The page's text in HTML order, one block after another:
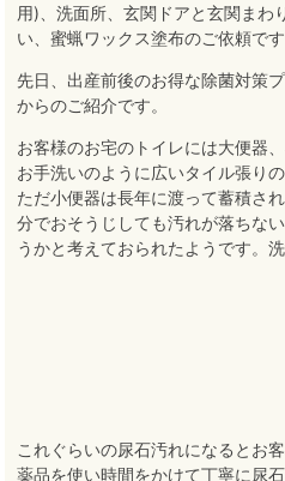
用)、洗面所、玄関ドアと玄関まわ
い、蜜蝋ワックス塗布のご依頼です
先日、出産前後のお得な除菌対策
からのご紹介です。
お客様のお宅のトイレには大便器
お手洗いのように広いタイル張り
ただ小便器は長年に渡って蓄積さ
分でおそうじしても汚れが落ちな
うかと考えておられたようです。
これぐらいの尿石汚れになるとお
薬品を使い時間をかけて丁寧に尿